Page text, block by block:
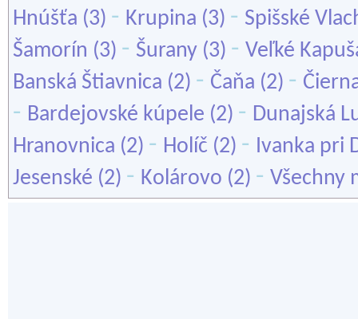
Hnúšťa (3) - Krupina (3) - Spišské
Šamorín (3) - Šurany (3) - Veľké
Banská Štiavnica (2) - Čaňa (2) -
- Bardejovské kúpele (2) - Dunajská
Hranovnica (2) - Holíč (2) - Ivanka pri
Jesenské (2) - Kolárovo (2) - Všechny